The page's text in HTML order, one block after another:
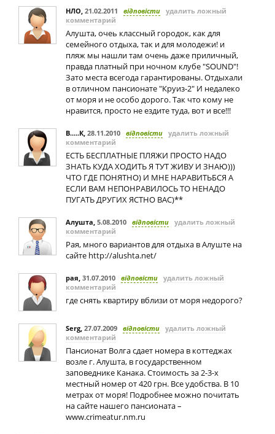
НЛО, 21.02.2011 відповісти удалить ложный
комментарий
Алушта, очеь классный городок, как для
семейного отдыха, так и для молодежи! и
пляж мы нашли там очень даже приличный,
правда платный при ночном клубе "SOUND"!
Зато места всегода гарантированы. Отдыхали
в отличном пансионате "Круиз-2" И недалеко
от моря и не особо дорого. Так что кому не
нравится, просто не ездите туда, вот и все!!!
В.....К, 28.11.2010 відповісти удалить ложный
комментарий
ЕСТЬ БЕСПЛАТНЫЕ ПЛЯЖИ ПРОСТО НАДО
ЗНАТЬ КУДА ХОДИТЬ Я ТУТ ЖИВУ И ЗНАЮ)))
ЧТО ГДЕ ПОНЯТНО) И МНЕ НАРАВИТЬБСЯ А
ЕСЛИ ВАМ НЕПОНРАВИЛОСЬ ТО НЕНАДО
ПУГАТЬ ДРУГИХ ЯСТНО ВАС)**
Алушта, 5.08.2010 відповісти удалить ложный
комментарий
Рая, много вариантов для отдыха в Алуште на
сайте http://alushta.net/
рая, 31.07.2010 відповісти удалить ложный
комментарий
где снять квартиру вблизи от моря недорого?
Serg, 27.07.2009 відповісти удалить ложный
комментарий
Пансионат Волга сдает номера в коттеджах
возле г. Алушта, в государственном
заповеднике Канака. Стоимость за 2-3-х
местный номер от 420 грн. Все удобства. В 10
метрах от моря! Подробнее можно почитать
на сайте нашего пансионата –
www.crimeatur.nm.ru